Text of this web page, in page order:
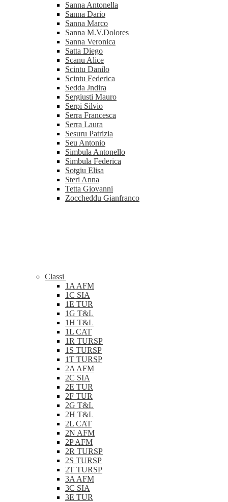
Sanna Antonella
Sanna Dario
Sanna Marco
Sanna M.V.Dolores
Sanna Veronica
Satta Diego
Scanu Alice
Scintu Danilo
Scintu Federica
Sedda Jndira
Sergiusti Mauro
Serpi Silvio
Serra Francesca
Serra Laura
Sesuru Patrizia
Seu Antonio
Simbula Antonello
Simbula Federica
Sotgiu Elisa
Steri Anna
Tetta Giovanni
Zoccheddu Gianfranco
Classi
1A AFM
1C SIA
1E TUR
1G T&L
1H T&L
1L CAT
1R TURSP
1S TURSP
1T TURSP
2A AFM
2C SIA
2E TUR
2F TUR
2G T&L
2H T&L
2L CAT
2N AFM
2P AFM
2R TURSP
2S TURSP
2T TURSP
3A AFM
3C SIA
3E TUR